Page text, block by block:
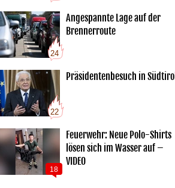
24
Angespannte Lage auf der
Brennerroute
22
Präsidentenbesuch in Südtirol
18
Feuerwehr: Neue Polo-Shirts
lösen sich im Wasser auf –
VIDEO